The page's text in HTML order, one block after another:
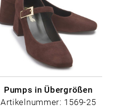
Pumps in Übergrößen
Artikelnummer: 1569-25